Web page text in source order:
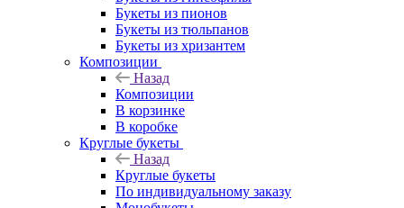
Букеты из пионов
Букеты из тюльпанов
Букеты из хризантем
Композиции
Назад
Композиции
В корзинке
В коробке
Круглые букеты
Назад
Круглые букеты
По индивидуальному заказу